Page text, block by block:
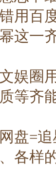
用百
这一
娱圈
等齐
盘=
各样